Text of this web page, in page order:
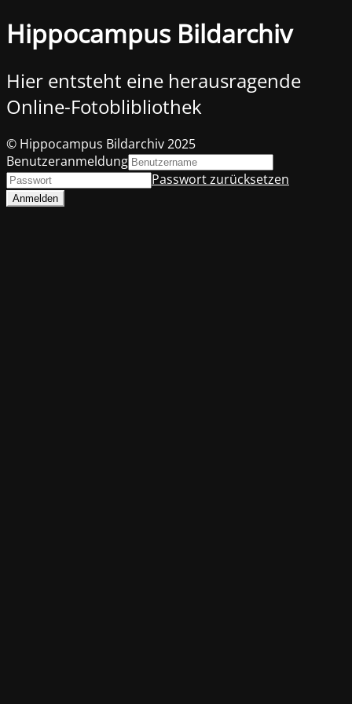
Hippocampus Bildarchiv
Hier entsteht eine herausragende
Online-Fotoblibliothek
© Hippocampus Bildarchiv 2025
Benutzeranmeldung
Passwort zurücksetzen